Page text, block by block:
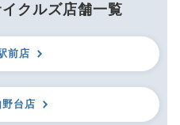
クルズ店舗一覧
前店
台店